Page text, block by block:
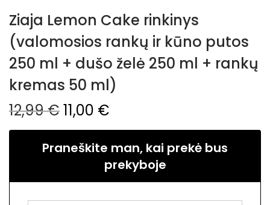
Ziaja Lemon Cake rinkinys
(valomosios rankų ir kūno putos
250 ml + dušo želė 250 ml + rankų
kremas 50 ml)
12,99€11,00 €
Praneškite man, kai prekė bus
prekyboje